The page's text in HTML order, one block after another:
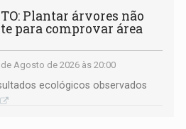
Plantar árvores não
para comprovar área
de Agosto de 2026 às 20:00
ecológicos observados